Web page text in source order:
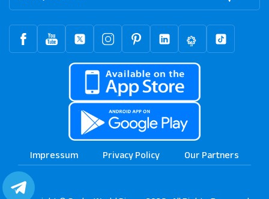
Impressum Privacy Policy Our Partners